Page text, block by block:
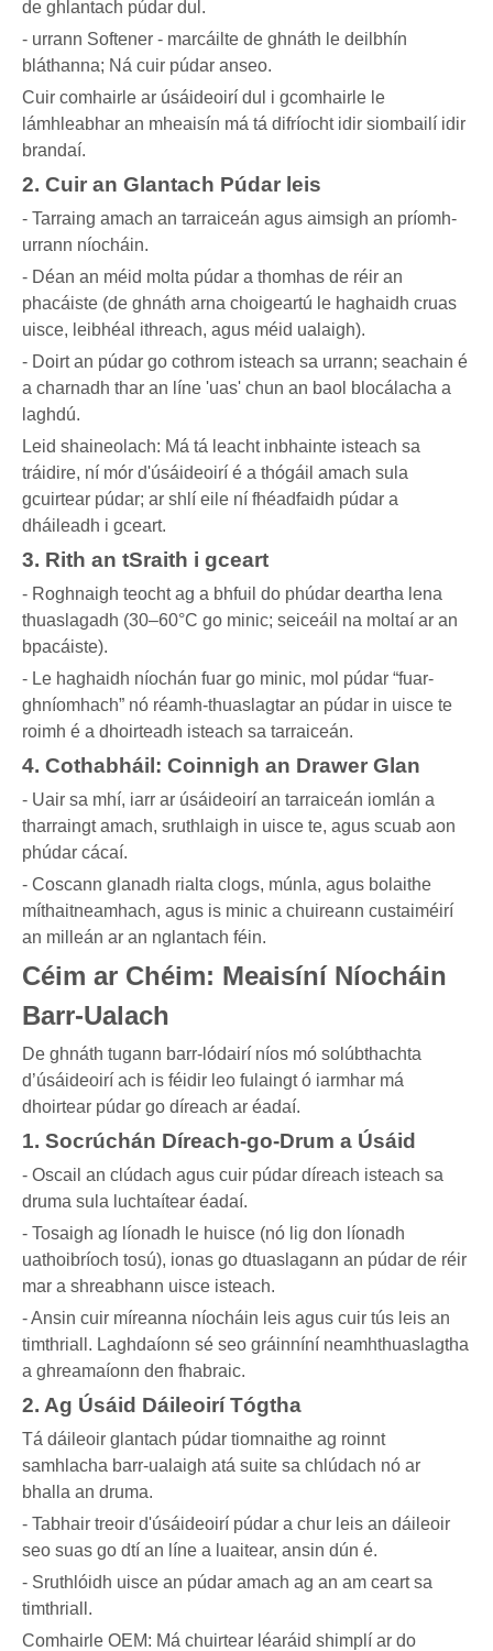
de ghlantach púdar dul.
- urrann Softener - marcáilte de ghnáth le deilbhín
bláthanna; Ná cuir púdar anseo.
Cuir comhairle ar úsáideoirí dul i gcomhairle le
lámhleabhar an mheaisín má tá difríocht idir siombailí idir
brandaí.
2. Cuir an Glantach Púdar leis
- Tarraing amach an tarraiceán agus aimsigh an príomh-
urrann níocháin.
- Déan an méid molta púdar a thomhas de réir an
phacáiste (de ghnáth arna choigeartú le haghaidh cruas
uisce, leibhéal ithreach, agus méid ualaigh).
- Doirt an púdar go cothrom isteach sa urrann; seachain é
a charnadh thar an líne 'uas' chun an baol blocálacha a
laghdú.
Leid shaineolach: Má tá leacht inbhainte isteach sa
tráidire, ní mór d'úsáideoirí é a thógáil amach sula
gcuirtear púdar; ar shlí eile ní fhéadfaidh púdar a
dháileadh i gceart.
3. Rith an tSraith i gceart
- Roghnaigh teocht ag a bhfuil do phúdar deartha lena
thuaslagadh (30–60°C go minic; seiceáil na moltaí ar an
bpacáiste).
- Le haghaidh níochán fuar go minic, mol púdar “fuar-
ghníomhach” nó réamh-thuaslagtar an púdar in uisce te
roimh é a dhoirteadh isteach sa tarraiceán.
4. Cothabháil: Coinnigh an Drawer Glan
- Uair sa mhí, iarr ar úsáideoirí an tarraiceán iomlán a
tharraingt amach, sruthlaigh in uisce te, agus scuab aon
phúdar cácaí.
- Coscann glanadh rialta clogs, múnla, agus bolaithe
míthaitneamhach, agus is minic a chuireann custaiméirí
an milleán ar an nglantach féin.
Céim ar Chéim: Meaisíní Níocháin
Barr-Ualach
De ghnáth tugann barr-lódairí níos mó solúbthachta
d’úsáideoirí ach is féidir leo fulaingt ó iarmhar má
dhoirtear púdar go díreach ar éadaí.
1. Socrúchán Díreach-go-Drum a Úsáid
- Oscail an clúdach agus cuir púdar díreach isteach sa
druma sula luchtaítear éadaí.
- Tosaigh ag líonadh le huisce (nó lig don líonadh
uathoibríoch tosú), ionas go dtuaslagann an púdar de réir
mar a shreabhann uisce isteach.
- Ansin cuir míreanna níocháin leis agus cuir tús leis an
timthriall. Laghdaíonn sé seo gráinníní neamhthuaslagtha
a ghreamaíonn den fhabraic.
2. Ag Úsáid Dáileoirí Tógtha
Tá dáileoir glantach púdar tiomnaithe ag roinnt
samhlacha barr-ualaigh atá suite sa chlúdach nó ar
bhalla an druma.
- Tabhair treoir d'úsáideoirí púdar a chur leis an dáileoir
seo suas go dtí an líne a luaitear, ansin dún é.
- Sruthlóidh uisce an púdar amach ag an am ceart sa
timthriall.
Comhairle OEM: Má chuirtear léaráid shimplí ar do